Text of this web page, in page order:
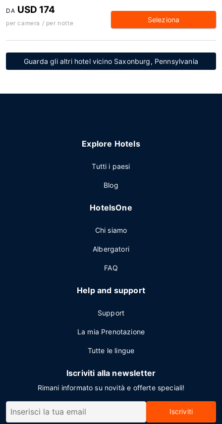
DA USD 174
per camera / per notte Seleziona
Guarda gli altri hotel vicino Saxonburg, Pennsylvania
Explore Hotels
Tutti i paesi
Blog
HotelsOne
Chi siamo
Albergatori
FAQ
Help and support
Support
La mia Prenotazione
Tutte le lingue
Iscriviti alla newsletter
Rimani informato su novità e offerte speciali!
Iscriviti